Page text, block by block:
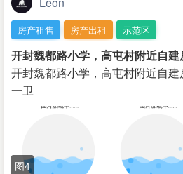
房产租售 房产出租 示范区
开封魏都路小学，高屯村附近自
一卫
图4